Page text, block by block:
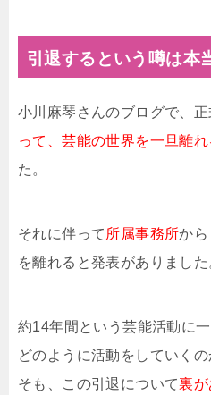
引退するという噂は本
小川麻琴さんのブログで、正
って、芸能の世界を一旦離れ
た。
それに伴って 所属事務所か
を離れると発表がありました
約14年間という芸能活動に
どのように活動をしていく
そも、この引退について裏